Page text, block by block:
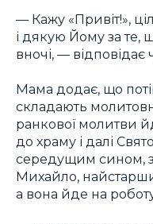
— Кажу «Привіт!»,
і дякую Йому за
вночі, —
Мама додає, що
складають
ранкової молитви
до храму і далі
середущим сином,
Михайло,
а вона йде на